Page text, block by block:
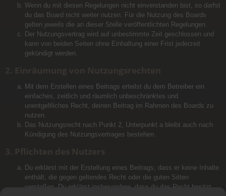
Wenn du mit diesen Regelungen nicht einverstanden bist, so darfst
du das Board nicht weiter nutzen. Für die Nutzung des Boards
gelten jeweils die an dieser Stelle veröffentlichten Regelungen.
Der Nutzungsvertrag wird auf unbestimmte Zeit geschlossen und
kann von beiden Seiten ohne Einhaltung einer Frist jederzeit
gekündigt werden.
Mit dem Erstellen eines Beitrags erteilst du dem Betreiber ein
einfaches, zeitlich und räumlich unbeschränktes und
unentgeltliches Recht, deinen Beitrag im Rahmen des Boards zu
nutzen.
Das Nutzungsrecht nach Punkt 2, Unterpunkt a bleibt auch nach
Kündigung des Nutzungsvertrages bestehen.
Du erklärst mit der Erstellung eines Beitrags, dass er keine Inhalte
enthält, die gegen geltendes Recht oder die guten Sitten
verstoßen. Du erklärst insbesondere, dass du das Recht besitzt,